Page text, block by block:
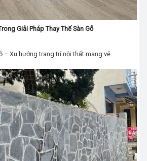
Giải Pháp Thay Thế Sàn Gỗ
– Xu hướng trang trí nội thất mang vẻ